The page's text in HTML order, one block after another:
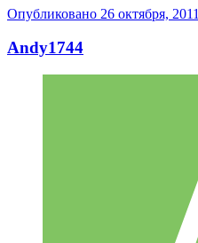
Опубликовано 26 октября, 2011
Andy1744